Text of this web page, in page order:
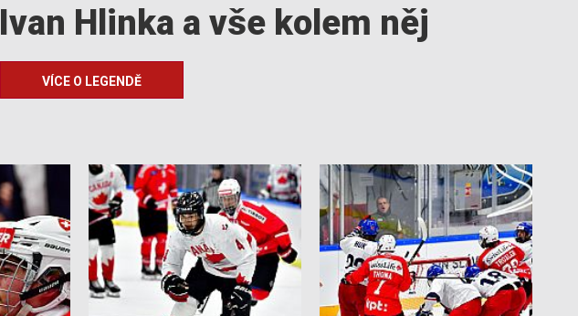
Ivan Hlinka a vše kolem něj
VÍCE O LEGENDĚ